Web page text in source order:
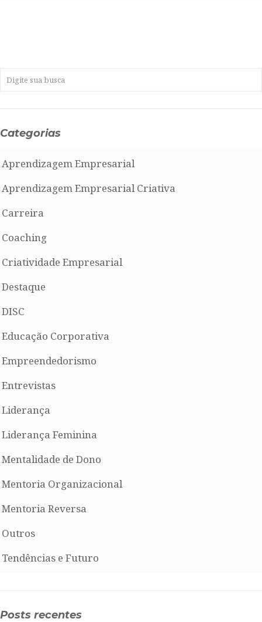
Categorias
Aprendizagem Empresarial
Aprendizagem Empresarial Criativa
Carreira
Coaching
Criatividade Empresarial
Destaque
DISC
Educação Corporativa
Empreendedorismo
Entrevistas
Liderança
Liderança Feminina
Mentalidade de Dono
Mentoria Organizacional
Mentoria Reversa
Outros
Tendências e Futuro
Posts recentes